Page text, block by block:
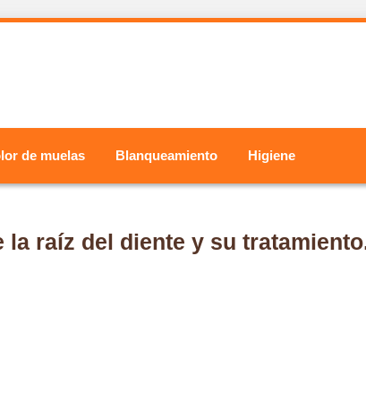
de muelas Blanqueamiento Higiene
raíz del diente y su